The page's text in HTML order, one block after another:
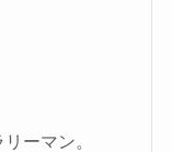
ーマン。